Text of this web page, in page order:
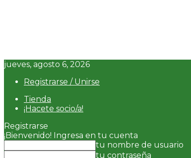
jueves, agosto 6, 2026
Registrarse / Unirse
Tienda
¡Hacete socio/a!
Registrarse
¡Bienvenido! Ingresa en tu cuenta
tu nombre de usuario
tu contraseña